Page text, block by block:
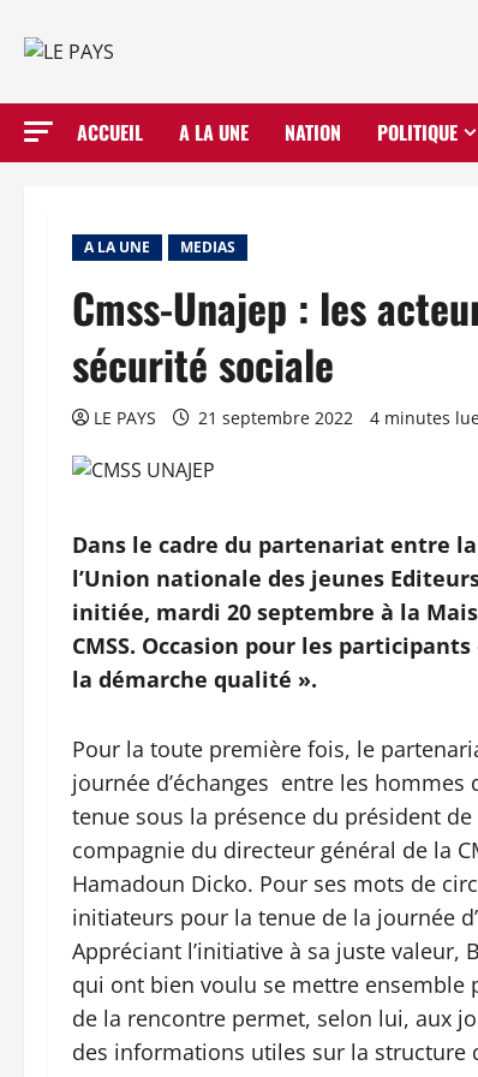
ACCUEIL A LA UNE NATION POLITIQUE
A LA UNE MEDIAS
Cmss-Unajep : les
sécurité sociale
LE PAYS 21 septembre 2022 4 minutes
Dans le cadre du partenariat entre
l’Union nationale des jeunes
initiée, mardi 20 septembre à la
CMSS. Occasion pour les
la démarche qualité ».
Pour la toute première fois, le
journée d’échanges entre les hommes
tenue sous la présence du président
compagnie du directeur général de la
Hamadoun Dicko. Pour ses mots de
initiateurs pour la tenue de la journée
Appréciant l’initiative à sa juste
qui ont bien voulu se mettre ensemble
de la rencontre permet, selon lui, aux
des informations utiles sur la structure